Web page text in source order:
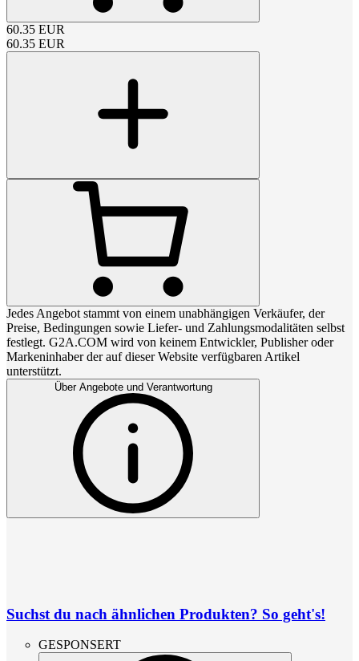
60.35 EUR
60.35 EUR
Jedes Angebot stammt von einem unabhängigen Verkäufer, der
Preise, Bedingungen sowie Liefer- und Zahlungsmodalitäten selbst
festlegt. G2A.COM wird von keinem Entwickler, Publisher oder
Markeninhaber der auf dieser Website verfügbaren Artikel
unterstützt.
Über Angebote und Verantwortung
Suchst du nach ähnlichen Produkten? So geht's!
GESPONSERT